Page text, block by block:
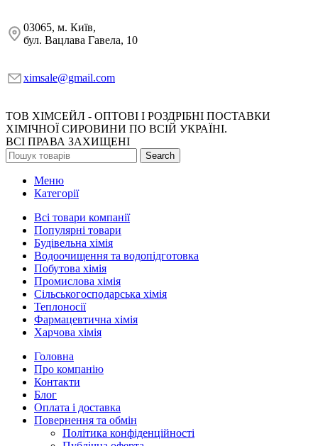
03065, м. Київ,
бул. Вацлава Гавела, 10
ximsale@gmail.com
ТОВ ХІМСЕЙЛ - ОПТОВІ І РОЗДРІБНІ ПОСТАВКИ
ХІМІЧНОЇ СИРОВИНИ ПО ВСІЙ УКРАЇНІ.
ВСІ ПРАВА ЗАХИЩЕНІ
Search
Меню
Категорії
Всі товари компанії
Популярні товари
Будівельна хімія
Водоочищення та водопідготовка
Побутова хімія
Промислова хімія
Сільськогосподарська хімія
Теплоносії
Фармацевтична хімія
Харчова хімія
Головна
Про компанію
Контакти
Блог
Оплата і доставка
Повернення та обмін
Політика конфіденційності